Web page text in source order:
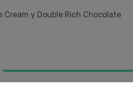
Cream y Double Rich Chocolate